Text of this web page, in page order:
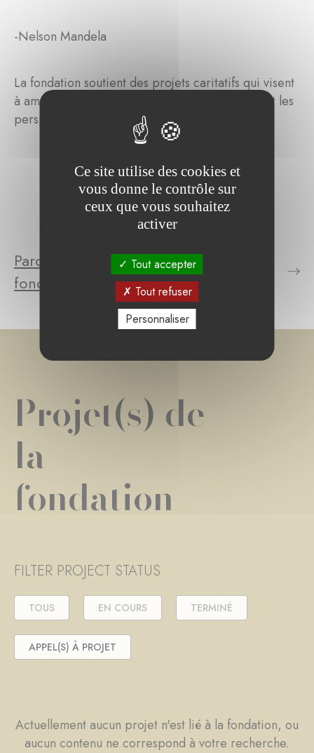
-Nelson Mandela
La fondation soutient des projets caritatifs qui visent
à améliorer les conditions socio-économiques et les
perspectives des jeunes du monde entier.
Parcourez le(s) projet(s) de la
fondation
Projet(s) de
la
fondation
FILTER PROJECT STATUS
TOUS EN COURS TERMINÉ
APPEL(S) À PROJET
Actuellement aucun projet n'est lié à la fondation, ou
aucun contenu ne correspond à votre recherche.
Ce site utilise des cookies et
vous donne le contrôle sur
ceux que vous souhaitez
activer
Tout accepter
Tout refuser
Personnaliser